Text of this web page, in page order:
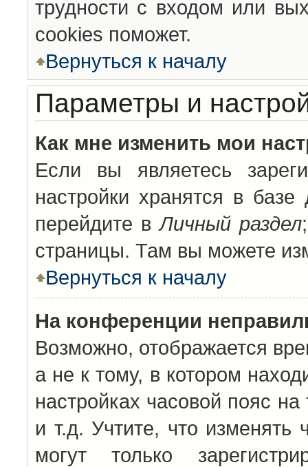
трудности с входом или
cookies поможет.
Вернуться к началу
Параметры и
Как мне изменить мои
Если вы являетесь
настройки хранятся в
перейдите вЛичный раздел
страницы. Там вы можете
Вернуться к началу
На конференции
Возможно, отображается
а не к тому, в котором
настройках часовой пояс
и т.д. Учтите, что изменять
могут только